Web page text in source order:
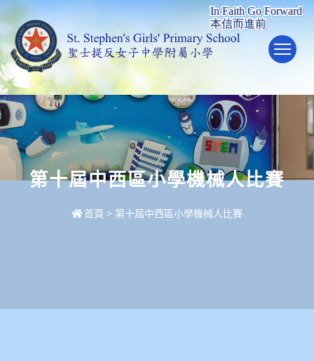
第十屆中西區小學機械人比賽
首頁 > 第十屆中西區小學機械人比賽